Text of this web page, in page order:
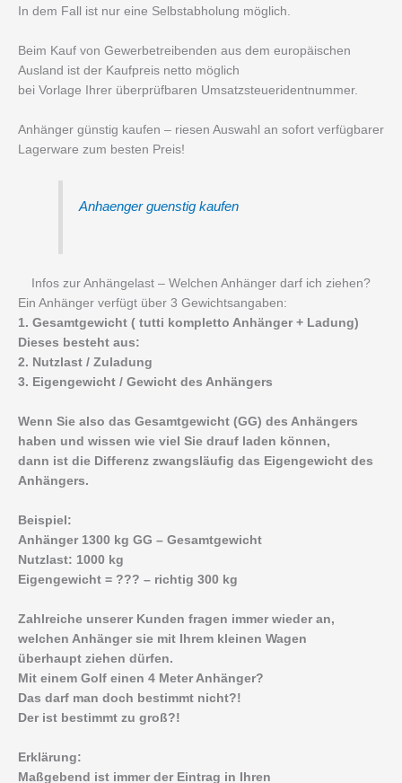
In dem Fall ist nur eine Selbstabholung möglich.
Beim Kauf von Gewerbetreibenden aus dem europäischen
Ausland ist der Kaufpreis netto möglich
bei Vorlage Ihrer überprüfbaren Umsatzsteueridentnummer.
Anhänger günstig kaufen – riesen Auswahl an sofort verfügbarer
Lagerware zum besten Preis!
Anhaenger guenstig kaufen
Infos zur Anhängelast – Welchen Anhänger darf ich ziehen?
Ein Anhänger verfügt über 3 Gewichtsangaben:
1. Gesamtgewicht ( tutti kompletto Anhänger + Ladung)
Dieses besteht aus:
2. Nutzlast / Zuladung
3. Eigengewicht / Gewicht des Anhängers
Wenn Sie also das Gesamtgewicht (GG) des Anhängers
haben und wissen wie viel Sie drauf laden können,
dann ist die Differenz zwangsläufig das Eigengewicht des
Anhängers.
Beispiel:
Anhänger 1300 kg GG – Gesamtgewicht
Nutzlast: 1000 kg
Eigengewicht = ??? – richtig 300 kg
Zahlreiche unserer Kunden fragen immer wieder an,
welchen Anhänger sie mit Ihrem kleinen Wagen
überhaupt ziehen dürfen.
Mit einem Golf einen 4 Meter Anhänger?
Das darf man doch bestimmt nicht?!
Der ist bestimmt zu groß?!
Erklärung:
Maßgebend ist immer der Eintrag in Ihren